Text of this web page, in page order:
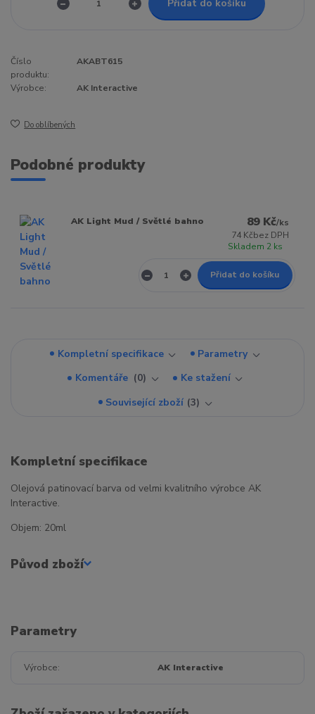
Přidat do košíku
Číslo
produktu:
AKABT615
Výrobce: AK Interactive
Do oblíbených
Podobné produkty
AK Light Mud / Světlé bahno 89 Kč/ks
74 Kčbez DPH
Skladem 2 ks
Přidat do košíku
Kompletní specifikace
Parametry
Komentáře
0
Ke stažení
Související zboží 3
Kompletní specifikace
Olejová patinovací barva od velmi kvalitního výrobce AK
Interactive.
Objem: 20ml
Původ zboží
Parametry
Výrobce AK Interactive